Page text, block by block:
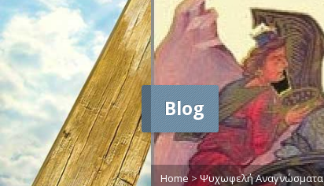
Blog
Home>Ψυχωφελή Αναγνώσματα